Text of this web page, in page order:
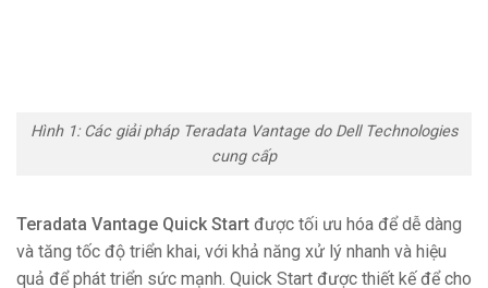
Hình 1: Các giải pháp Teradata Vantage do Dell Technologies
cung cấp
Teradata Vantage Quick Start được tối ưu hóa để dễ dàng
và tăng tốc độ triển khai, với khả năng xử lý nhanh và hiệu
quả để phát triển sức mạnh. Quick Start được thiết kế để cho